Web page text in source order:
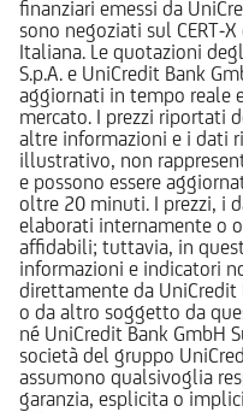
finanziari emessi da
sono negoziati sul CERT-X
Italiana. Le quotazioni
S.p.A. e UniCredit Bank
aggiornati in tempo reale
mercato. I prezzi riportati
altre informazioni e i dati
illustrativo, non
e possono essere
oltre 20 minuti. I prezzi, i
elaborati internamente o
affidabili; tuttavia, in
informazioni e indicatori
direttamente da UniCredit
o da altro soggetto da
né UniCredit Bank GmbH
società del gruppo
assumono qualsivoglia
garanzia, esplicita o